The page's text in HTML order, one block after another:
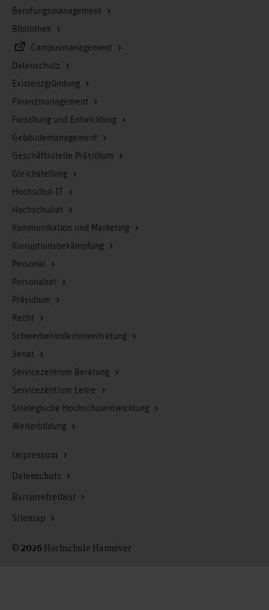
Berufungsmanagement
Bibliothek
Campusmanagement
Datenschutz
Existenzgründung
Finanzmanagement
Forschung und Entwicklung
Gebäudemanagement
Geschäftsstelle Präsidium
Gleichstellung
Hochschul-IT
Hochschulrat
Kommunikation und Marketing
Korruptionsbekämpfung
Personal
Personalrat
Präsidium
Recht
Schwerbehindertenvertretung
Senat
Servicezentrum Beratung
Servicezentrum Lehre
Strategische Hochschulentwicklung
Weiterbildung
© 2026 Hochschule Hannover
Impressum
Datenschutz
Barrierefreiheit
Sitemap